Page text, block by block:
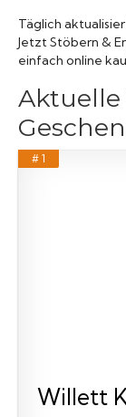
Täglich
Jetzt Stöbern &
einfach online
# 1
Willett